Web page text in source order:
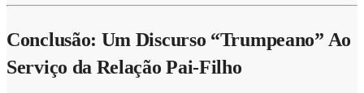
Conclusão: Um Discurso “Trumpeano” Ao
Serviço da Relação Pai-Filho